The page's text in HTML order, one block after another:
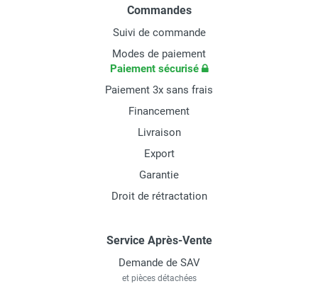
Commandes
Suivi de commande
Modes de paiement
Paiement sécurisé
Paiement 3x sans frais
Financement
Livraison
Export
Garantie
Droit de rétractation
Service Après-Vente
Demande de SAV
et pièces détachées